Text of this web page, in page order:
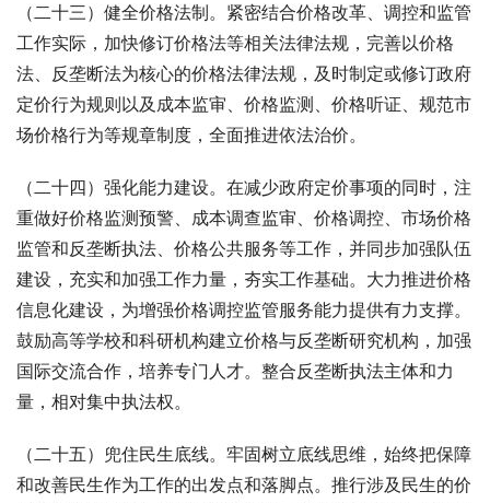
（二十三）健全价格法制。紧密结合价格改革、调控和监管
工作实际，加快修订价格法等相关法律法规，完善以价格
法、反垄断法为核心的价格法律法规，及时制定或修订政府
定价行为规则以及成本监审、价格监测、价格听证、规范市
场价格行为等规章制度，全面推进依法治价。
（二十四）强化能力建设。在减少政府定价事项的同时，注
重做好价格监测预警、成本调查监审、价格调控、市场价格
监管和反垄断执法、价格公共服务等工作，并同步加强队伍
建设，充实和加强工作力量，夯实工作基础。大力推进价格
信息化建设，为增强价格调控监管服务能力提供有力支撑。
鼓励高等学校和科研机构建立价格与反垄断研究机构，加强
国际交流合作，培养专门人才。整合反垄断执法主体和力
量，相对集中执法权。
（二十五）兜住民生底线。牢固树立底线思维，始终把保障
和改善民生作为工作的出发点和落脚点。推行涉及民生的价